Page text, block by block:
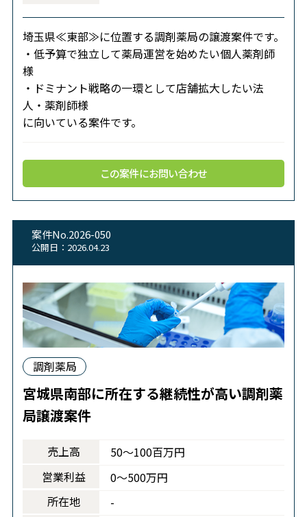
埼玉県≪東部≫に位置する調剤薬局の譲渡案件です。
・低予算で独立して薬局運営を始めたい個人薬剤師
様
・ドミナント戦略の一環として店舗拡大したい法
人・薬剤師様
に向いている案件です。
この案件にお問い合わせ
案件No.2026-050
公開日：2026.04.23
調剤薬局
宮城県南部に所在する継続性が高い調剤薬
局譲渡案件
売上高
50～100百万円
営業利益
0～500万円
所在地
-